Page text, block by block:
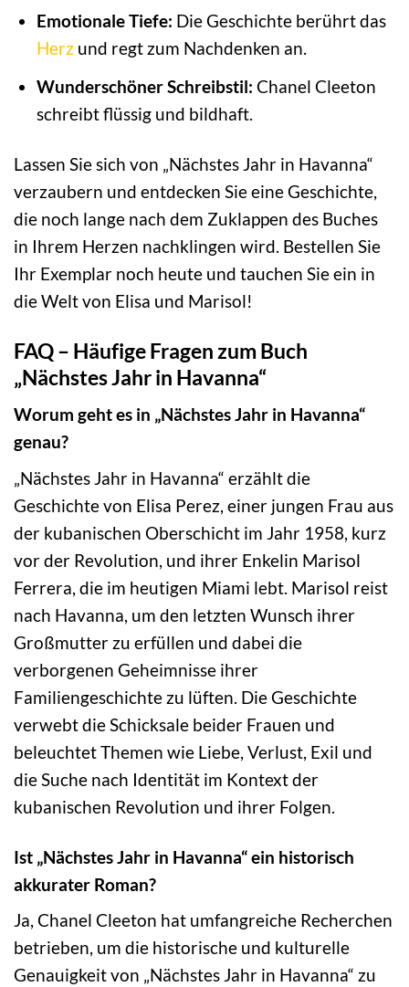
Emotionale Tiefe: Die Geschichte berührt das
Herzund regt zum Nachdenken an.
Wunderschöner Schreibstil: Chanel Cleeton
schreibt flüssig und bildhaft.
Lassen Sie sich von „Nächstes Jahr in Havanna“
verzaubern und entdecken Sie eine Geschichte,
die noch lange nach dem Zuklappen des Buches
in Ihrem Herzen nachklingen wird. Bestellen Sie
Ihr Exemplar noch heute und tauchen Sie ein in
die Welt von Elisa und Marisol!
FAQ – Häufige Fragen zum Buch
„Nächstes Jahr in Havanna“
Worum geht es in „Nächstes Jahr in Havanna“
genau?
„Nächstes Jahr in Havanna“ erzählt die
Geschichte von Elisa Perez, einer jungen Frau aus
der kubanischen Oberschicht im Jahr 1958, kurz
vor der Revolution, und ihrer Enkelin Marisol
Ferrera, die im heutigen Miami lebt. Marisol reist
nach Havanna, um den letzten Wunsch ihrer
Großmutter zu erfüllen und dabei die
verborgenen Geheimnisse ihrer
Familiengeschichte zu lüften. Die Geschichte
verwebt die Schicksale beider Frauen und
beleuchtet Themen wie Liebe, Verlust, Exil und
die Suche nach Identität im Kontext der
kubanischen Revolution und ihrer Folgen.
Ist „Nächstes Jahr in Havanna“ ein historisch
akkurater Roman?
Ja, Chanel Cleeton hat umfangreiche Recherchen
betrieben, um die historische und kulturelle
Genauigkeit von „Nächstes Jahr in Havanna“ zu